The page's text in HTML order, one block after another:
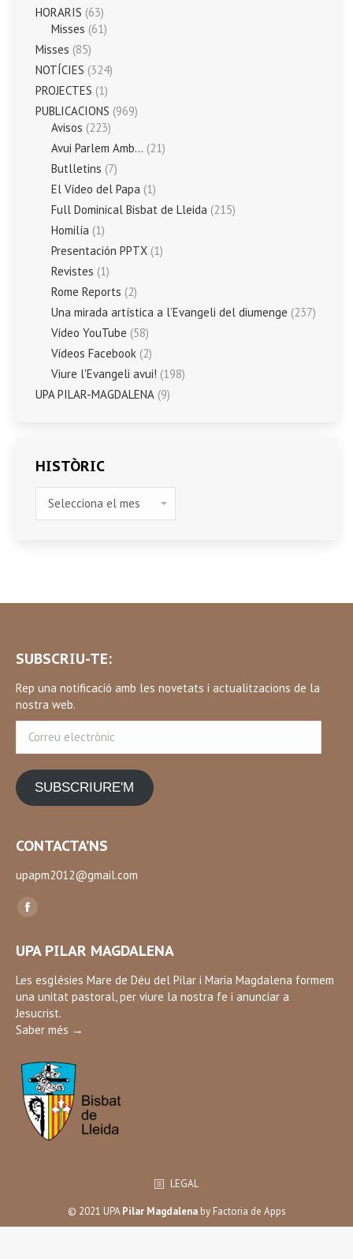
HORARIS (63)
Misses (61)
Misses (85)
NOTÍCIES (324)
PROJECTES (1)
PUBLICACIONS (969)
Avisos (223)
Avui Parlem Amb… (21)
Butlletins (7)
El Vídeo del Papa (1)
Full Dominical Bisbat de Lleida (215)
Homilía (1)
Presentación PPTX (1)
Revistes (1)
Rome Reports (2)
Una mirada artística a l’Evangeli del diumenge (237)
Vídeo YouTube (58)
Vídeos Facebook (2)
Viure l'Evangeli avui! (198)
UPA PILAR-MAGDALENA (9)
HISTÒRIC
SUBSCRIU-TE:
Rep una notificació amb les novetats i actualitzacions de la
nostra web.
electrònic
SUBSCRIURE'M
CONTACTA’NS
upapm2012@gmail.com
Find us on:
Facebook
opens
in
new
window
UPA PILAR MAGDALENA
Les esglésies Mare de Déu del Pilar i Maria Magdalena formem
una unitat pastoral, per viure la nostra fe i anunciar a
Jesucrist.
Saber més →
LEGAL
© 2021 UPAPilar Magdalenaby Factoria de Apps